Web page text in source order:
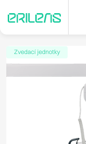
Zvedací jednotky